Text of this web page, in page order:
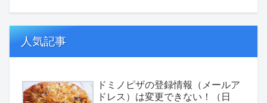
人気記事
ドミノピザの登録情報（メールア
ドレス）は変更できない！（日